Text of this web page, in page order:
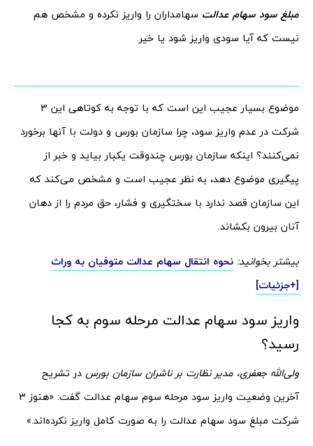
مبلغ سود سهام عدالت سهامداران را واریز نکرده و مشخص هم
نیست که آیا سودی واریز شود یا خیر.
موضوع بسیار عجیب این است که با توجه به کوتاهی این 3
شرکت در عدم واریز سود، چرا سازمان بورس و دولت با آنها برخورد
نمی‌کنند؟ اینکه سازمان بورس چندوقت یکبار بیاید و خبر از
پیگیری موضوع دهد، به نظر عجیب است و مشخص می‌کند که
این سازمان قصد ندارد با سختگیری و فشار، حق مردم را از دهان
آنان بیرون بکشاند.
بیشتر بخوانید: نحوه انتقال سهام عدالت متوفیان به وراث
[+جزئیات]
واریز سود سهام عدالت مرحله سوم به کجا
رسید؟
ولی‌الله جعفری، مدیر نظارت بر ناشران سازمان بورس در تشریح
آخرین وضعیت واریز سود مرحله سوم سهام عدالت گفت: «هنوز 3
شرکت مبلغ سود سهام عدالت را به صورت کامل واریز نکرده‌اند.»